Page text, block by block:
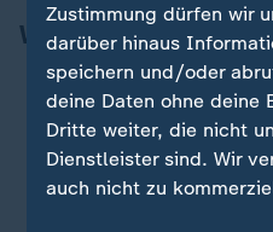
Weitere
Protest gegen US-
Millionen-
Ex-
Kriegsverbrechen"
Trumps
Zustimmung dürfen wir
darüber hinaus
speichern und/oder
deine Daten ohne deine
Dritte weiter, die nicht
Dienstleister sind. Wir
auch nicht zu